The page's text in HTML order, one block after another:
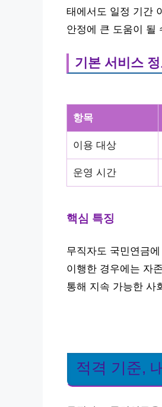
태에서도 일정 기간
안정에 큰 도움이 될
기본 서비스
항목
이용 대상
운영 시간
핵심 특징
무직자도 국민연금
이행한 경우에는 자
통해 지속 가능한 사
적격 기준,